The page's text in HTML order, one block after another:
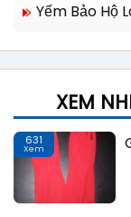
Yếm Bảo Hộ
XEM
631
Xem